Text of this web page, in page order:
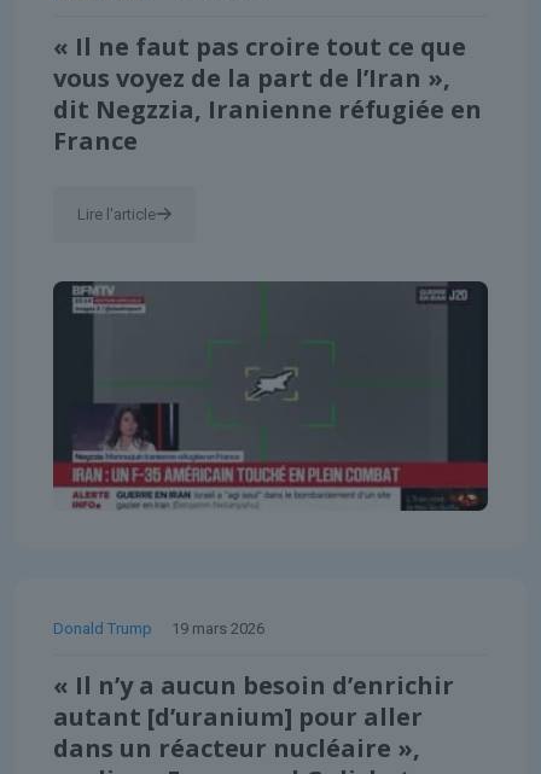
« Il ne faut pas croire tout ce que
vous voyez de la part de l’Iran »,
dit Negzzia, Iranienne réfugiée en
France
Lire l'article
Donald Trump 19 mars 2026
« Il n’y a aucun besoin d’enrichir
autant [d’uranium] pour aller
dans un réacteur nucléaire »,